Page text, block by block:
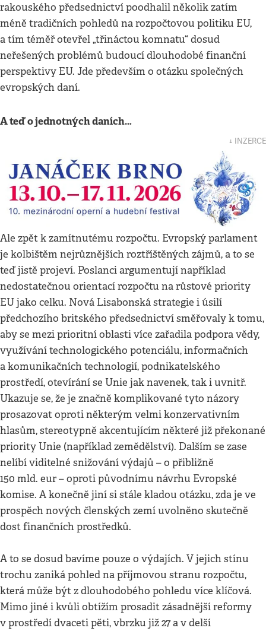
rakouského předsednictví poodhalil několik zatím
méně tradičních pohledů na rozpočtovou politiku EU,
a tím téměř otevřel „třináctou komnatu“ dosud
neřešených problémů budoucí dlouhodobé finanční
perspektivy EU. Jde především o otázku společných
evropských daní.
A teď o jednotných daních…
↓ INZERCE
Ale zpět k zamítnutému rozpočtu. Evropský parlament
je kolbištěm nejrůznějších roztříštěných zájmů, a to se
teď jistě projeví. Poslanci argumentují například
nedostatečnou orientací rozpočtu na růstové priority
EU jako celku. Nová Lisabonská strategie i úsilí
předchozího britského předsednictví směřovaly k tomu,
aby se mezi prioritní oblasti více zařadila podpora vědy,
využívání technologického potenciálu, informačních
a komunikačních technologií, podnikatelského
prostředí, otevírání se Unie jak navenek, tak i uvnitř.
Ukazuje se, že je značně komplikované tyto názory
prosazovat oproti některým velmi konzervativním
hlasům, stereotypně akcentujícím některé již překonané
priority Unie (například zemědělství). Dalším se zase
nelíbí viditelné snižování výdajů – o přibližně
150 mld. eur – oproti původnímu návrhu Evropské
komise. A konečně jiní si stále kladou otázku, zda je ve
prospěch nových členských zemí uvolněno skutečně
dost finančních prostředků.
A to se dosud bavíme pouze o výdajích. V jejich stínu
trochu zaniká pohled na příjmovou stranu rozpočtu,
která může být z dlouhodobého pohledu více klíčová.
Mimo jiné i kvůli obtížím prosadit zásadnější reformy
v prostředí dvaceti pěti, vbrzku již 27 a v delší